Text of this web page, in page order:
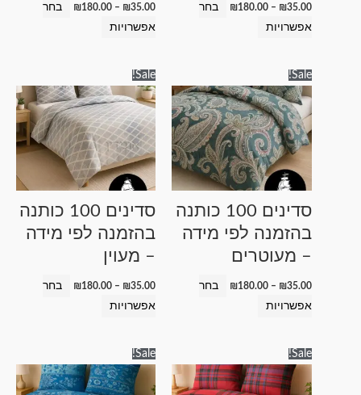
₪35.00
–
₪180.00
בחר
אפשרויות
₪35.00
–
₪180.00
בחר
אפשרויות
Sale!
סדינים 100 כותנה
בהזמנה לפי מידה
– מעוטרים
₪35.00
–
₪180.00
מחירים:
⁦₪35.00⁩
עד
⁦₪180.00⁩
בחר
אפשרויות
זה
יש
מספר
סוגים.
ניתן
את
האפשרויות
בעמוד
Sale!
סדינים 100 כותנה
בהזמנה לפי מידה
– מעוין
₪35.00
–
₪180.00
מחירים:
⁦₪35.00⁩
עד
⁦₪180.00⁩
בחר
אפשרויות
זה
יש
מספר
סוגים.
ניתן
את
האפשרויות
Sale!
מחירים:
⁦₪35.00⁩
עד
זה
Sale!
מחירים:
⁦₪35.00⁩
עד
זה